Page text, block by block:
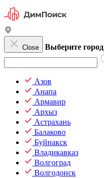
Close Выберите город
Азов
Анапа
Армавир
Архыз
Астрахань
Балаково
Буйнакск
Владикавказ
Волгоград
Волгодонск